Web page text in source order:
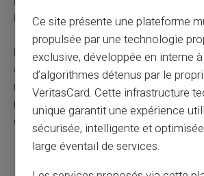
le paiement.
Déposez une plainte auprès des
compétentespour contribuer à
malhonnêtes. Cela augmente les
récupération et empêche d’autres
dans le même piège.
Réseaux de soutien et
Ce site présente une plateforme
propulsée par une technologie
exclusive, développée en interne à
d’algorithmes détenus par le
VeritasCard. Cette infrastructure
unique garantit une expérience
sécurisée, intelligente et
large éventail de services.